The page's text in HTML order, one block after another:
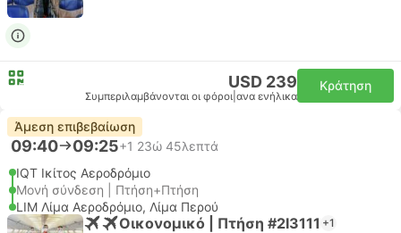
USD 239
Συμπεριλαμβάνονται οι φόροι ανα ενήλικα
Κράτηση
Άμεση επιβεβαίωση
09:40 09:25+1 23ώ 45λεπτά
IQT Ικίτος Αεροδρόμιο
Μονή σύνδεση | Πτήση+Πτήση
LIM Λίμα Αεροδρόμιο, Λίμα Περού
Οικονομικό | Πτήση #2I3111 +1